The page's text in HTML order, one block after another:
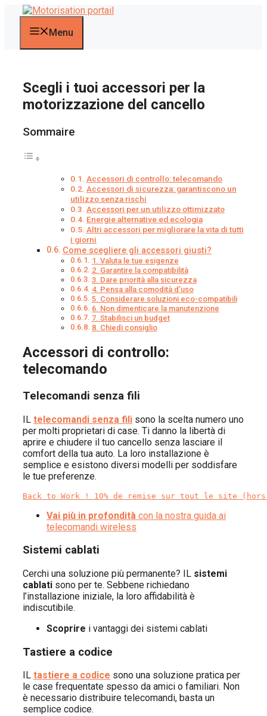
contenuto Menu
Scegli i tuoi accessori per la
motorizzazione del cancello
Sommaire
Accessori di controllo: telecomando
Accessori di sicurezza: garantiscono un
utilizzo senza rischi
Accessori per un utilizzo ottimizzato
Energie alternative ed ecologia
Altri accessori per migliorare la vita di tutti
i giorni
Come scegliere gli accessori giusti?
1. Valuta le tue esigenze
2. Garantire la compatibilità
3. Dare priorità alla sicurezza
4. Pensa alla comodità d’uso
5. Considerare soluzioni eco-compatibili
6. Non dimenticare la manutenzione
7. Stabilisci un budget
8. Chiedi consiglio
Accessori di controllo:
telecomando
Telecomandi senza fili
IL telecomandi senza fili sono la scelta numero uno
per molti proprietari di case. Ti danno la libertà di
aprire e chiudere il tuo cancello senza lasciare il
comfort della tua auto. La loro installazione è
semplice e esistono diversi modelli per soddisfare
le tue preferenze.
Back to Work ! 10% de remise sur tout le site (hors
Vai più in profondità con la nostra guida ai
telecomandi wireless
Sistemi cablati
Cerchi una soluzione più permanente? IL sistemi
cablati sono per te. Sebbene richiedano
l’installazione iniziale, la loro affidabilità è
indiscutibile.
Scoprire i vantaggi dei sistemi cablati
Tastiere a codice
IL tastiere a codice sono una soluzione pratica per
le case frequentate spesso da amici o familiari. Non
è necessario distribuire telecomandi, basta un
semplice codice.